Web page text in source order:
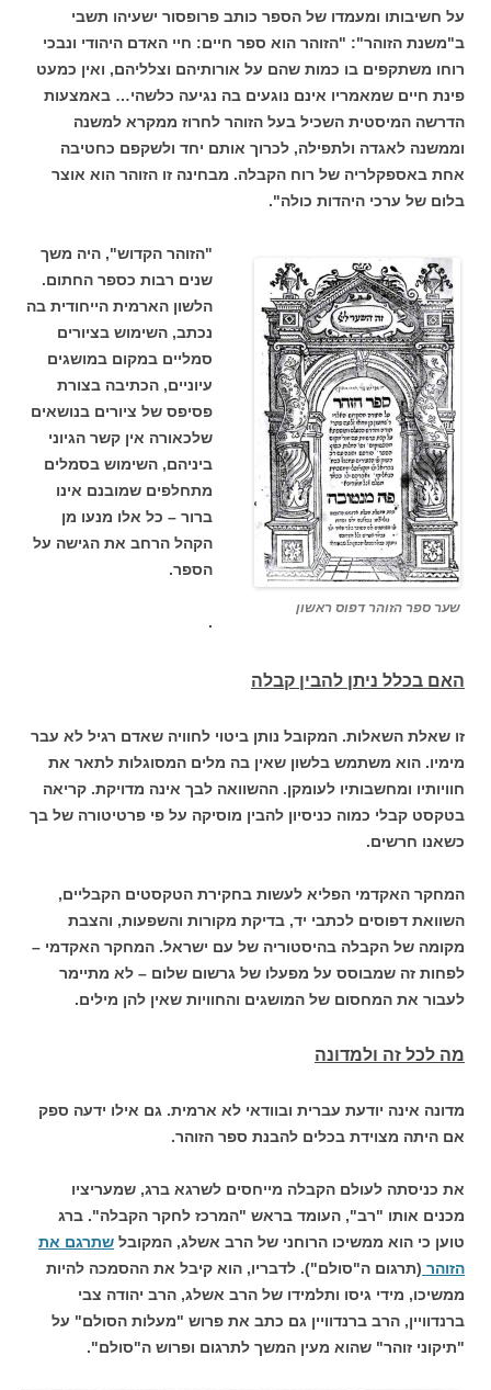
על חשיבותו ומעמדו של הספר כותב פרופסור ישעיהו תשבי
ב"משנת הזוהר": "הזוהר הוא ספר חיים: חיי האדם היהודי ונבכי
רוחו משתקפים בו כמות שהם על אורותיהם וצלליהם, ואין כמעט
פינת חיים שמאמריו אינם נוגעים בה נגיעה כלשהי… באמצעות
הדרשה המיסטית השכיל בעל הזוהר לחרוז ממקרא למשנה
וממשנה לאגדה ולתפילה, לכרוך אותם יחד ולשקפם כחטיבה
אחת באספקלריה של רוח הקבלה. מבחינה זו הזוהר הוא אוצר
בלום של ערכי היהדות כולה".
שער ספר הזוהר דפוס ראשון
"הזוהר הקדוש", היה משך
שנים רבות כספר החתום.
הלשון הארמית הייחודית בה
נכתב, השימוש בציורים
סמליים במקום במושגים
עיוניים, הכתיבה בצורת
פסיפס של ציורים בנושאים
שלכאורה אין קשר הגיוני
ביניהם, השימוש בסמלים
מתחלפים שמובנם אינו
ברור – כל אלו מנעו מן
הקהל הרחב את הגישה על
הספר.
.
האם בכלל ניתן להבין קבלה
זו שאלת השאלות. המקובל נותן ביטוי לחוויה שאדם רגיל לא עבר
מימיו. הוא משתמש בלשון שאין בה מלים המסוגלות לתאר את
חוויותיו ומחשבותיו לעומקן. ההשוואה לבך אינה מדויקת. קריאה
בטקסט קבלי כמוה כניסיון להבין מוסיקה על פי פרטיטורה של בך
כשאנו חרשים.
המחקר האקדמי הפליא לעשות בחקירת הטקסטים הקבליים,
השוואת דפוסים לכתבי יד, בדיקת מקורות והשפעות, והצבת
מקומה של הקבלה בהיסטוריה של עם ישראל. המחקר האקדמי –
לפחות זה שמבוסס על מפעלו של גרשום שלום – לא מתיימר
לעבור את המחסום של המושגים והחוויות שאין להן מילים.
מה לכל זה ולמדונה
מדונה אינה יודעת עברית ובוודאי לא ארמית. גם אילו ידעה ספק
אם היתה מצוידת בכלים להבנת ספר הזוהר.
את כניסתה לעולם הקבלה מייחסים לשרגא ברג, שמעריציו
מכנים אותו "רב", העומד בראש "המרכז לחקר הקבלה". ברג
טוען כי הוא ממשיכו הרוחני של הרב אשלג, המקובל שתרגם את
הזוהר (תרגום ה"סולם"). לדבריו, הוא קיבל את ההסמכה להיות
ממשיכו, מידי גיסו ותלמידו של הרב אשלג, הרב יהודה צבי
ברנדוויין, הרב ברנדוויין גם כתב את פרוש "מעלות הסולם" על
"תיקוני זוהר" שהוא מעין המשך לתרגום ופרוש ה"סולם".